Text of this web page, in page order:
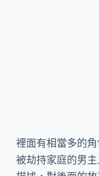
裡面有相當多的
被劫持家庭的男